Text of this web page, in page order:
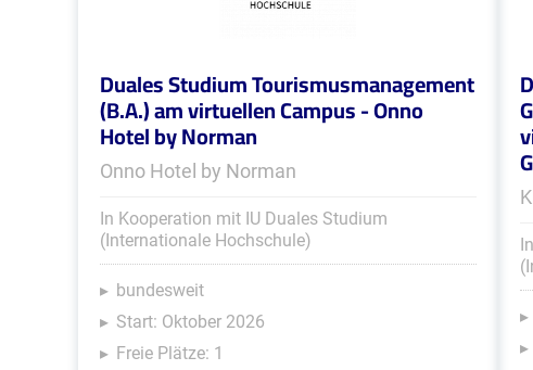
Duales Studium Tourismusmanagement
(B.A.) am virtuellen Campus - Onno
Hotel by Norman
Onno Hotel by Norman
In Kooperation mit IU Duales Studium
(Internationale Hochschule)
bundesweit
Start: Oktober 2026
Freie Plätze: 1